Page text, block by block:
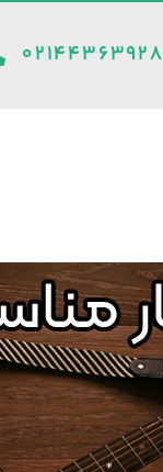
۰۲۱۴۴۳۶۳۹۲۸